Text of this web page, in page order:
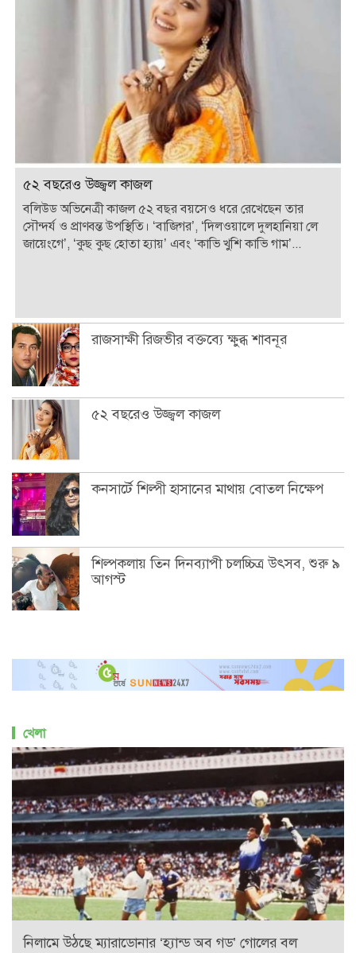
৫২ বছরেও উজ্জ্বল কাজল
বলিউড অভিনেত্রী কাজল ৫২ বছর বয়সেও ধরে রেখেছেন তার
সৌন্দর্য ও প্রাণবন্ত উপস্থিতি। ‘বাজিগর’, ‘দিলওয়ালে দুলহানিয়া লে
জায়েংগে’, ‘কুছ কুছ হোতা হ্যায়’ এবং ‘কাভি খুশি কাভি গাম’...
রাজসাক্ষী রিজভীর বক্তব্যে ক্ষুব্ধ শাবনূর
৫২ বছরেও উজ্জ্বল কাজল
কনসার্টে শিল্পী হাসানের মাথায় বোতল নিক্ষেপ
শিল্পকলায় তিন দিনব্যাপী চলচ্চিত্র উৎসব, শুরু ৯
আগস্ট
খেলা
নিলামে উঠছে ম্যারাডোনার ‘হ্যান্ড অব গড’ গোলের বল